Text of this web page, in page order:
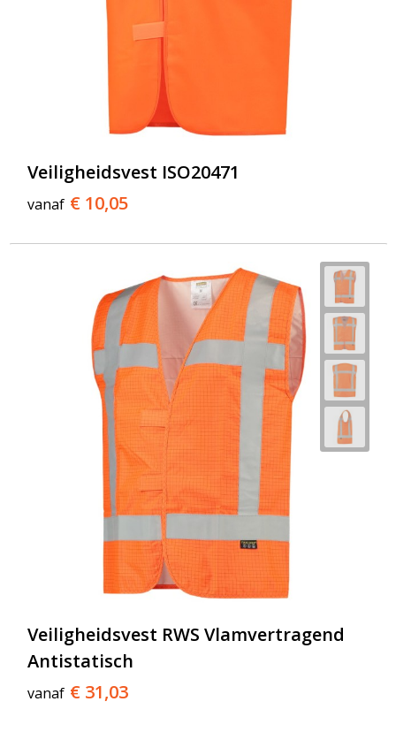
Veiligheidsvest ISO20471
vanaf € 10,05
Veiligheidsvest RWS Vlamvertragend
Antistatisch
vanaf € 31,03